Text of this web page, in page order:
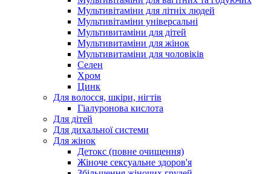
Мультивітаміни для літніх людей
Мультивітаміни універсальні
Мультивитаміни для дітей
Мультивитаміни для жінок
Мультивитаміни для чоловіків
Селен
Хром
Цинк
Для волосся, шкіри, нігтів
Гіалуронова кислота
Для дітей
Для дихальної системи
Для жінок
Детокс (повне очищення)
Жіноче сексуальне здоров'я